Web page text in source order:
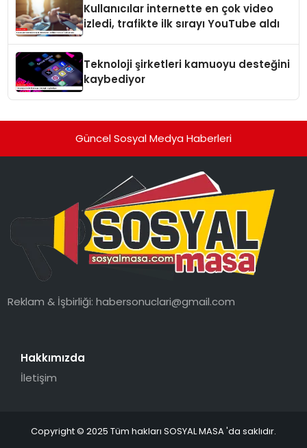
Kullanıcılar internette en çok video
izledi, trafikte ilk sırayı YouTube aldı
Teknoloji şirketleri kamuoyu desteğini
kaybediyor
Güncel Sosyal Medya Haberleri
Reklam & İşbirliği:habersonuclari@gmail.com
Hakkımızda
İletişim
Copyright © 2025 Tüm hakları SOSYAL MASA 'da saklıdır.